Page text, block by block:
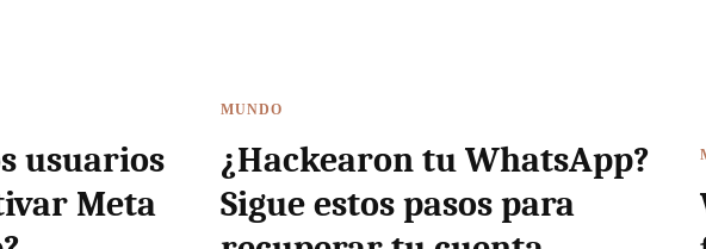
usuarios
Meta
MUNDO
¿Hackearon tu WhatsApp?
Sigue estos pasos para